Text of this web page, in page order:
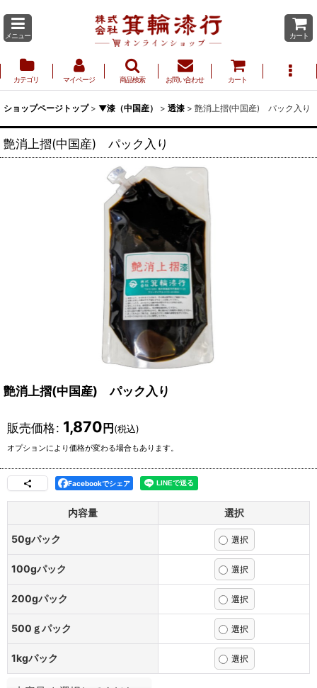
メニュー カート
カテゴリ マイページ 商品検索 お問い合わせ カート
ショップページトップ > ▼漆（中国産） > 透漆 > 艶消上摺(中国産) パック入り
艶消上摺(中国産) パック入り
艶消上摺(中国産) パック入り
販売価格: 1,870円(税込)
オプションにより価格が変わる場合もあります。
Facebookでシェア
内容量 選択
50gパック
100gパック
200gパック
500ｇパック
1kgパック